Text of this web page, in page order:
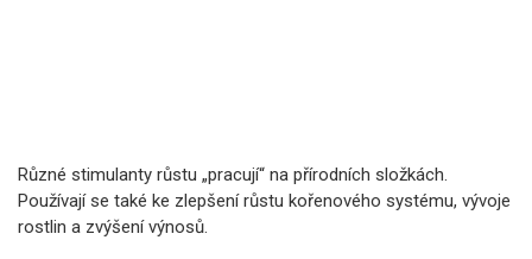
Různé stimulanty růstu „pracují“ na přírodních složkách.
Používají se také ke zlepšení růstu kořenového systému, vývoje
rostlin a zvýšení výnosů.